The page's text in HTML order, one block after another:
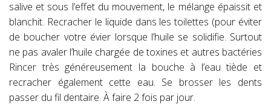
salive et sous l’effet du mouvement, le mélange épaissit et
blanchit. Recracher le liquide dans les toilettes (pour éviter
de boucher votre évier lorsque l’huile se solidifie. Surtout
ne pas avaler l’huile chargée de toxines et autres bactéries
Rincer très généreusement la bouche à l’eau tiède et
recracher également cette eau. Se brosser les dents
passer du fil dentaire. À faire 2 fois par jour.